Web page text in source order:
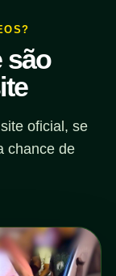
são
oficial, se
chance de